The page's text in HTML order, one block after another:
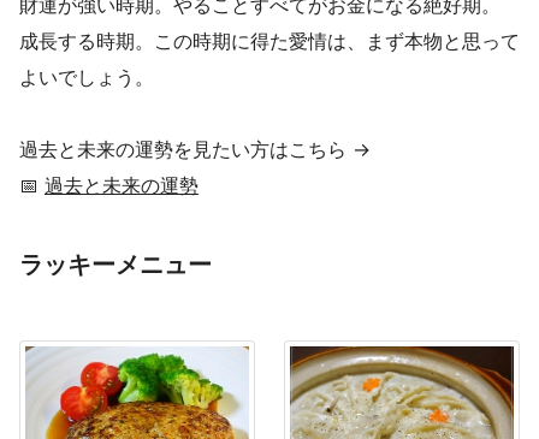
財運が強い時期。やることすべてがお金になる絶好期。
成長する時期。この時期に得た愛情は、まず本物と思って
よいでしょう。
過去と未来の運勢を見たい方はこちら →
📅 過去と未来の運勢
ラッキーメニュー